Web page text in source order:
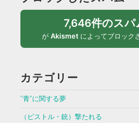
7,646件のスパ
がAkismet によってブロック
カテゴリー
”青”に関する夢
（ピストル・銃）撃たれる